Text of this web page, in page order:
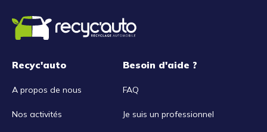
Recyc'auto
A propos de nous
Nos activités
Besoin d'aide ?
FAQ
Je suis un professionnel